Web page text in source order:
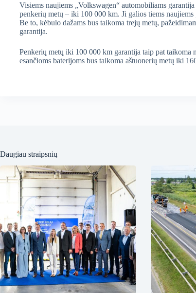
Visiems naujiems „Volkswagen“ automobiliams
penkerių metų – iki 100 000 km. Ji galios tiems
Be to, kėbulo dažams bus taikoma trejų metų,
garantija.
Penkerių metų iki 100 000 km garantija taip pat
esančioms baterijoms bus taikoma aštuonerių metų iki
Daugiau straipsnių